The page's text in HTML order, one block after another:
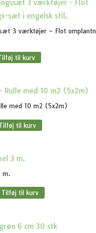
3 værktøjer – Flot
til kurv
med 10 m2 (5x2m)
Tilføj til kurv
m.
Tilføj til kurv